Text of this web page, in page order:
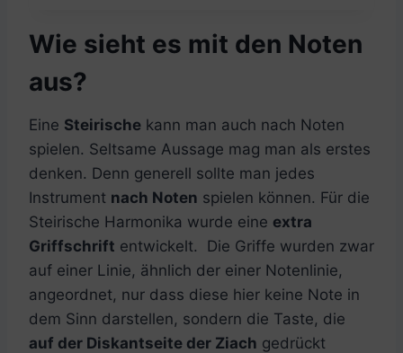
Wie sieht es mit den Noten
aus?
Eine Steirische kann man auch nach Noten
spielen. Seltsame Aussage mag man als erstes
denken. Denn generell sollte man jedes
Instrument nach Noten spielen können. Für die
Steirische Harmonika wurde eine extra
Griffschrift entwickelt. Die Griffe wurden zwar
auf einer Linie, ähnlich der einer Notenlinie,
angeordnet, nur dass diese hier keine Note in
dem Sinn darstellen, sondern die Taste, die
auf der Diskantseite der Ziach gedrückt